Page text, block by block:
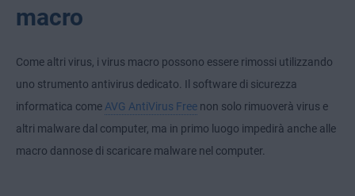
macro
Come altri virus, i virus macro possono essere rimossi utilizzando
uno strumento antivirus dedicato. Il software di sicurezza
informatica comeAVG AntiVirus Free non solo rimuoverà virus e
altri malware dal computer, ma in primo luogo impedirà anche alle
macro dannose di scaricare malware nel computer.